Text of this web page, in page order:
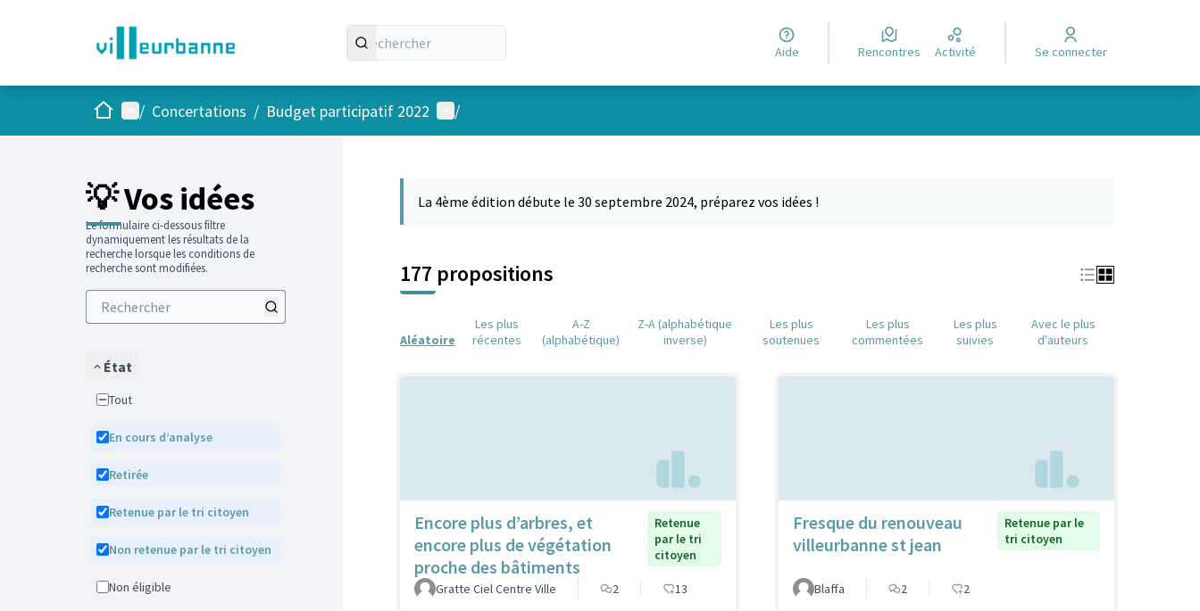
Aide Rencontres Activité Se connecter
AccueilMenu principal
/ Concertations / Budget participatif 2022 Menu utilisateur
/
💡 Vos idées
Le formulaire ci-dessous filtre
dynamiquement les résultats de la
recherche lorsque les conditions de
recherche sont modifiées.
État
Tout
En cours d’analyse
Retirée
Retenue par le tri citoyen
Non retenue par le tri citoyen
Non éligible
La 4ème édition débute le 30 septembre 2024, préparez vos idées !
177 propositions
Aléatoire
Les plus
récentes
A-Z
(alphabétique)
Z-A (alphabétique
inverse)
Les plus
soutenues
Les plus
commentées
Les plus
suivies
Avec le plus
d'auteurs
Encore plus d’arbres, et
encore plus de végétation
proche des bâtiments
Retenue
par le tri
citoyen
Gratte Ciel Centre Ville 2 13
Fresque du renouveau
villeurbanne st jean
Retenue par le
tri citoyen
Blaffa 2 2